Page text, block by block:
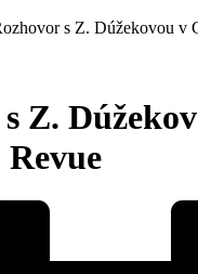
s Z. Dúžekovou v
Z.